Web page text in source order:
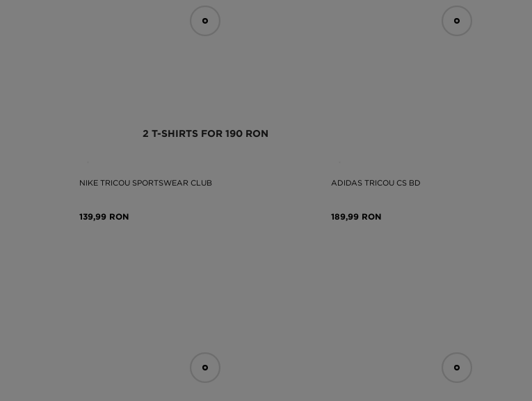
2 T-SHIRTS FOR 190 RON
NIKE TRICOU SPORTSWEAR CLUB
139,99 RON
ADIDAS TRICOU CS BD
189,99 RON